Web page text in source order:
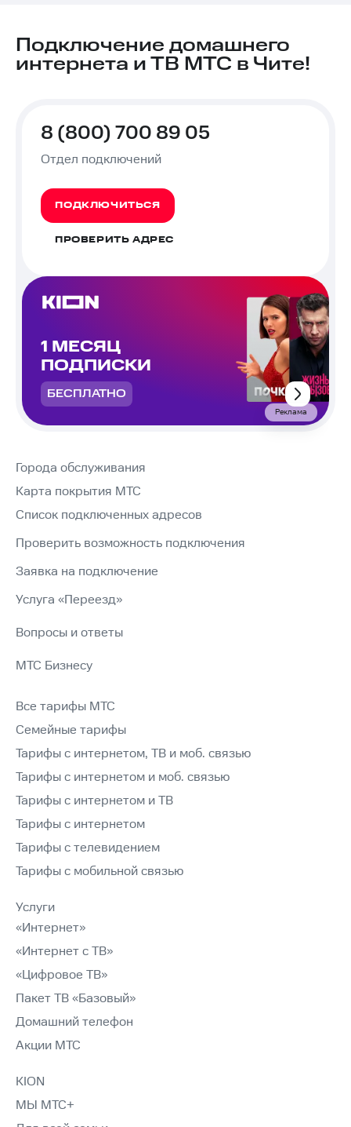
Подключение домашнего
интернета и ТВ МТС в Чите!
8 (800) 700 89 05
Отдел подключений
ПОДКЛЮЧИТЬСЯ
ПРОВЕРИТЬ АДРЕС
1 МЕСЯЦ
ПОДПИСКИ
БЕСПЛАТНО
Реклама
Города обслуживания
Карта покрытия МТС
Список подключенных адресов
Проверить возможность подключения
Заявка на подключение
Услуга «Переезд»
Вопросы и ответы
МТС Бизнесу
Все тарифы МТС
Семейные тарифы
Тарифы с интернетом, ТВ и моб. связью
Тарифы с интернетом и моб. связью
Тарифы с интернетом и ТВ
Тарифы с интернетом
Тарифы с телевидением
Тарифы с мобильной связью
Услуги
«Интернет»
«Интернет с ТВ»
«Цифровое ТВ»
Пакет ТВ «Базовый»
Домашний телефон
Акции МТС
KION
МЫ МТС+